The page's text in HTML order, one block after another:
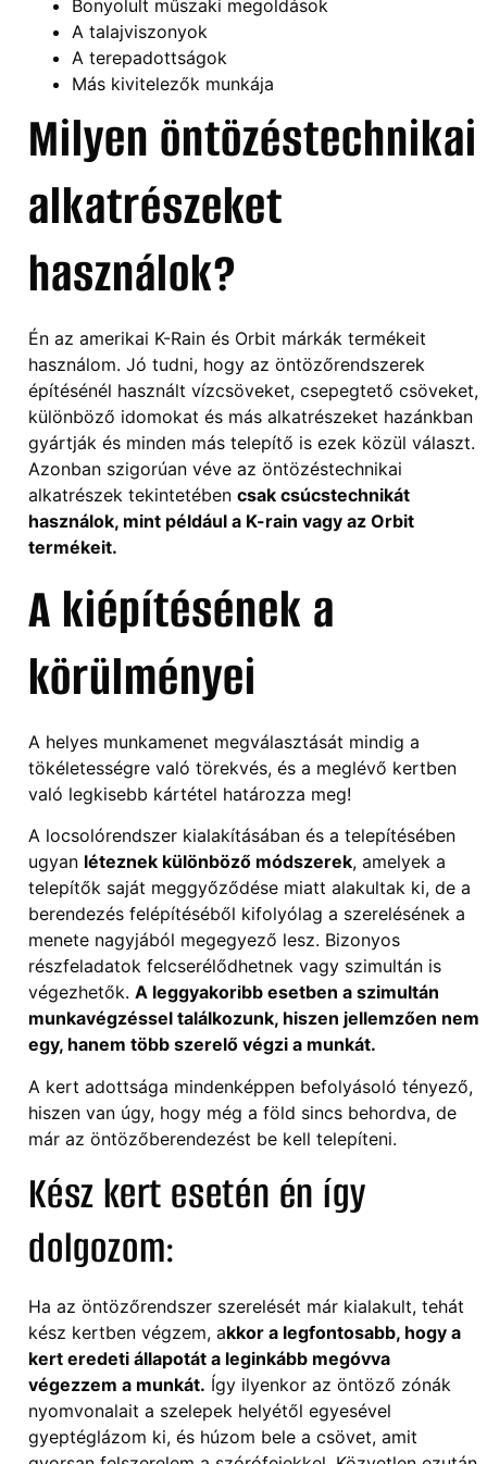
Bonyolult műszaki megoldások
A talajviszonyok
A terepadottságok
Más kivitelezők munkája
Milyen öntözéstechnikai
alkatrészeket
használok?
Én az amerikai K-Rain és Orbit márkák termékeit
használom. Jó tudni, hogy az öntözőrendszerek
építésénél használt vízcsöveket, csepegtető csöveket,
különböző idomokat és más alkatrészeket hazánkban
gyártják és minden más telepítő is ezek közül választ.
Azonban szigorúan véve az öntözéstechnikai
alkatrészek tekintetében csak csúcstechnikát
használok, mint például a K-rain vagy az Orbit
termékeit.
A kiépítésének a
körülményei
A helyes munkamenet megválasztását mindig a
tökéletességre való törekvés, és a meglévő kertben
való legkisebb kártétel határozza meg!
A locsolórendszer kialakításában és a telepítésében
ugyan léteznek különböző módszerek, amelyek a
telepítők saját meggyőződése miatt alakultak ki, de a
berendezés felépítéséből kifolyólag a szerelésének a
menete nagyjából megegyező lesz. Bizonyos
részfeladatok felcserélődhetnek vagy szimultán is
végezhetők. A leggyakoribb esetben a szimultán
munkavégzéssel találkozunk, hiszen jellemzően nem
egy, hanem több szerelő végzi a munkát.
A kert adottsága mindenképpen befolyásoló tényező,
hiszen van úgy, hogy még a föld sincs behordva, de
már az öntözőberendezést be kell telepíteni.
Kész kert esetén én így
dolgozom:
Ha az öntözőrendszer szerelését már kialakult, tehát
kész kertben végzem, akkor a legfontosabb, hogy a
kert eredeti állapotát a leginkább megóvva
végezzem a munkát. Így ilyenkor az öntöző zónák
nyomvonalait a szelepek helyétől egyesével
gyeptéglázom ki, és húzom bele a csövet, amit